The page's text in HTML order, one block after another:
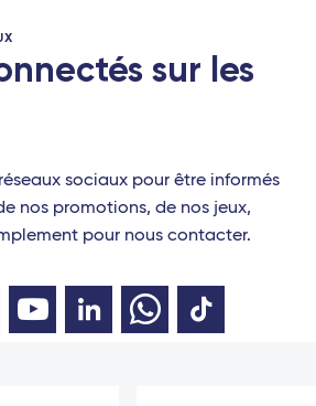
sur les
sociaux pour être informés
nos promotions, de nos jeux,
pour nous contacter.